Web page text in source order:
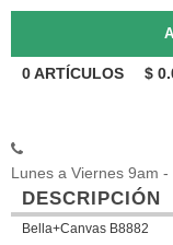
0ARTÍCULOS $
Lunes a Viernes 9am -
DESCRIPCIÓN
Bella+Canvas B8882